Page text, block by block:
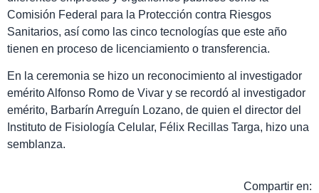
Comisión Federal para la Protección contra Riesgos
Sanitarios, así como las cinco tecnologías que este año
tienen en proceso de licenciamiento o transferencia.
En la ceremonia se hizo un reconocimiento al investigador
emérito Alfonso Romo de Vivar y se recordó al investigador
emérito, Barbarín Arreguín Lozano, de quien el director del
Instituto de Fisiología Celular, Félix Recillas Targa, hizo una
semblanza.
Compartir en: